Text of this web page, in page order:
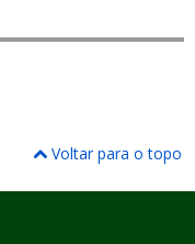
Voltar para o topo